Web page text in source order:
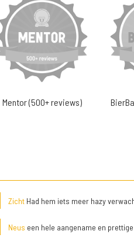
Mentor (500+ reviews)
ZichtHad hem iets meer hazy
Neus een hele aangename en